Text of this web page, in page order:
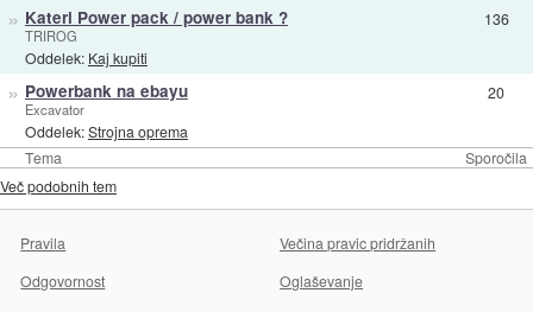
Tema Sporočila
» Kateri Power pack / power bank ?
TRIROG
Oddelek: Kaj kupiti
136
» Powerbank na ebayu
Excavator
Oddelek:Strojna oprema
20
Več podobnih tem
Pravila
Večina pravic pridržanih
Odgovornost
Oglaševanje